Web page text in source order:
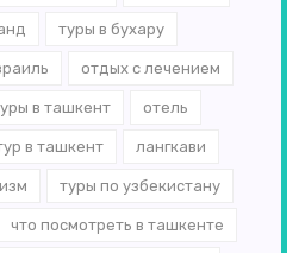
туры в бухару
отдых с лечением
в ташкент отель
в ташкент лангкави
туры по узбекистану
что посмотреть в ташкенте